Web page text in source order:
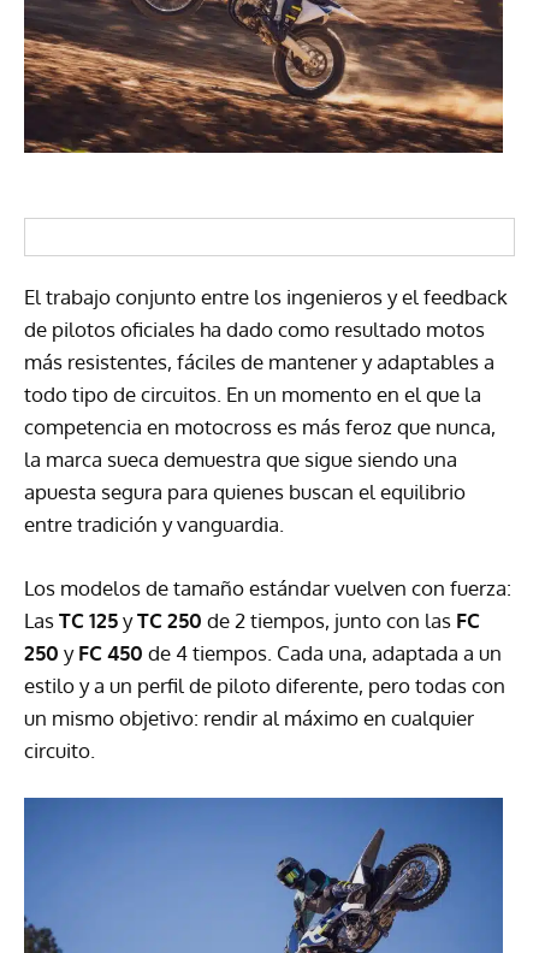
El trabajo conjunto entre los ingenieros y el feedback
de pilotos oficiales ha dado como resultado motos
más resistentes, fáciles de mantener y adaptables a
todo tipo de circuitos. En un momento en el que la
competencia en motocross es más feroz que nunca,
la marca sueca demuestra que sigue siendo una
apuesta segura para quienes buscan el equilibrio
entre tradición y vanguardia.
Los modelos de tamaño estándar vuelven con fuerza:
LasTC 125yTC 250 de 2 tiempos, junto con las FC
250 yFC 450 de 4 tiempos. Cada una, adaptada a un
estilo y a un perfil de piloto diferente, pero todas con
un mismo objetivo: rendir al máximo en cualquier
circuito.